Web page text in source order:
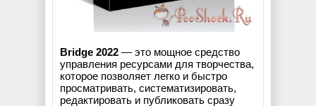
Bridge 2022 — это мощное средство
управления ресурсами для творчества,
которое позволяет легко и быстро
просматривать, систематизировать,
редактировать и публиковать сразу